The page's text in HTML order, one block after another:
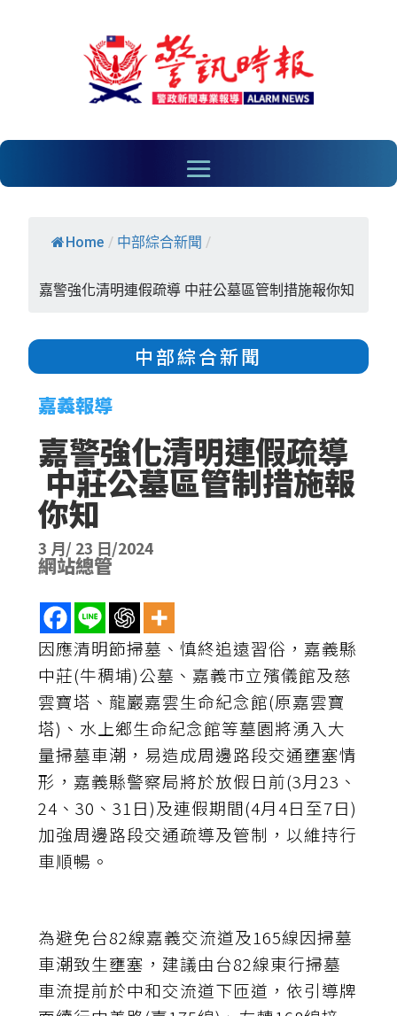
Home / 中部綜合新聞 /
嘉警強化清明連假疏導 中莊公墓區管制措施報你知
中部綜合新聞
嘉義報導
嘉警強化清明連假疏導
中莊公墓區管制措施報
你知
3 月/ 23 日/2024
網站總管
因應清明節掃墓、慎終追遠習俗，嘉義縣
中莊(牛稠埔)公墓、嘉義市立殯儀館及慈
雲寶塔、龍巖嘉雲生命紀念館(原嘉雲寶
塔)、水上鄉生命紀念館等墓園將湧入大
量掃墓車潮，易造成周邊路段交通壅塞情
形，嘉義縣警察局將於放假日前(3月23、
24、30、31日)及連假期間(4月4日至7日)
加強周邊路段交通疏導及管制，以維持行
車順暢。
為避免台82線嘉義交流道及165線因掃墓
車潮致生壅塞，建議由台82線東行掃墓
車流提前於中和交流道下匝道，依引導牌